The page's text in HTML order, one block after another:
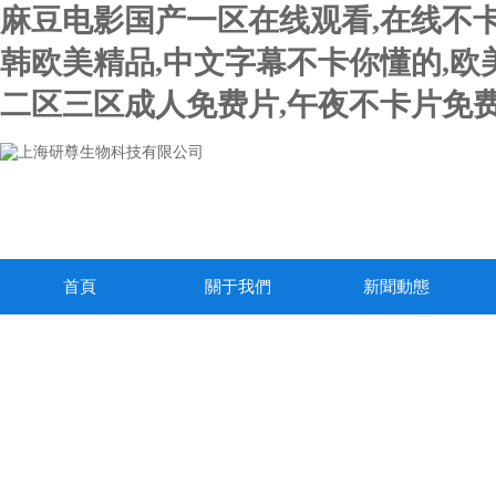
麻豆电影国产一区在线观看,在线不
韩欧美精品,中文字幕不卡你懂的,
二区三区成人免费片,午夜不卡片免
首頁 關于我們 新聞動態